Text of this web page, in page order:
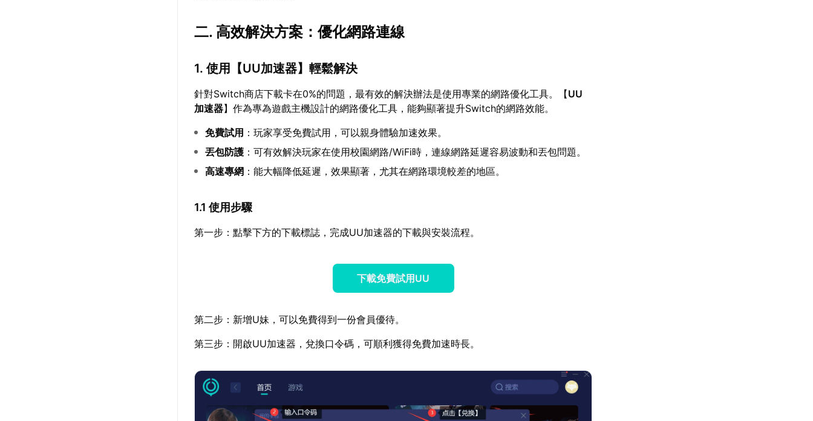
二. 高效解決方案：優化網路連線
1. 使用【UU加速器】輕鬆解決
針對Switch商店下載卡在0%的問題，最有效的解決辦法是使用專業的網路優化工具。【UU
加速器】作為專為遊戲主機設計的網路優化工具，能夠顯著提升Switch的網路效能。
免費試用 ：玩家享受免費試用，可以親身體驗加速效果。
丟包防護 ：可有效解決玩家在使用校園網路/WiFi時，連線網路延遲容易波動和丟包問題。
高速專網 ：能大幅降低延遲，效果顯著，尤其在網路環境較差的地區。
1.1 使用步驟
第一步：點擊下方的下載標誌，完成UU加速器的下載與安裝流程。
下載免費試用UU
第二步：新增U妹，可以免費得到一份會員優待。
第三步：開啟UU加速器，兌換口令碼，可順利獲得免費加速時長。